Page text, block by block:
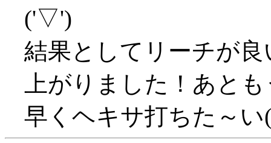
('▽')
結果としてリーチが
上がりました！あと
早くヘキサ打ちた～